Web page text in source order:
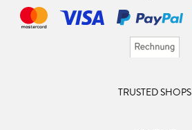
TRUSTED SHOPS